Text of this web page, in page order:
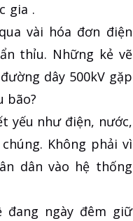
gia .
vài hóa đơn điện
thỉu. Những kẻ vẽ
dây 500kV gặp
bão?
yếu như điện, nước,
Không phải vì
dân vào hệ thống
ngày đêm giữ